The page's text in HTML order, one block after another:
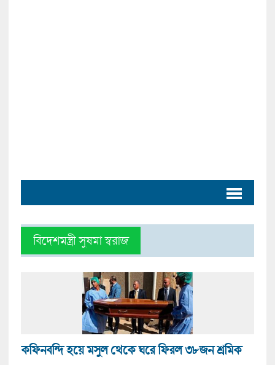
বিদেশমন্ত্রী সুষমা স্বরাজ
কফিনবন্দি হয়ে মসুল থেকে ঘরে ফিরল ৩৮জন শ্রমিক